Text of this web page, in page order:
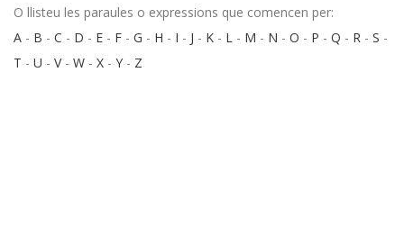
O llisteu les paraules o expressions que comencen per:
A - B - C - D - E - F - G - H - I - J - K - L - M - N - O - P - Q - R - S -
T - U - V- W - X - Y - Z